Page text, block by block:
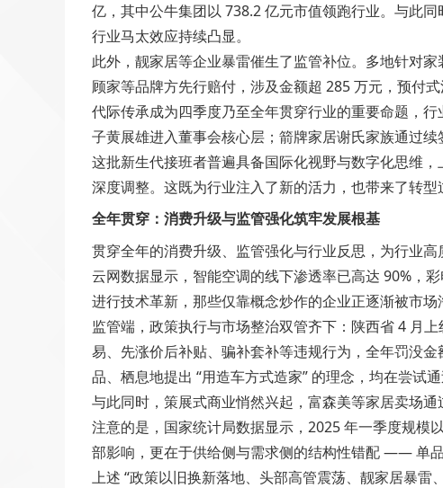
亿，其中公牛集团以 738.2 亿元市值领跑行业。与此
行业马太效应持续凸显。
此外，靓家居等企业暴雷催生了监管补位。多地针对
顾家等品牌方先行赔付，涉及金额超 285 万元，预付式
代际传承成为四季度乃至全年贯穿行业的重要命题，
子黄展雄进入董事会核心层；箭牌家居谢氏家族通过
这批新生代接班者普遍具备国际化视野与数字化思维
深度调整。这既为行业注入了新的活力，也带来了转型
全年贯穿：消费升级与监管强化筑牢发展根基
贯穿全年的消费升级、监管强化与行业反思，为行业
云网数据显示，智能空调的线下渗透率已高达 90%，
进行技术革新，那些仅靠概念炒作的企业正逐渐被市场
监管端，政策执行与市场整治双管齐下：陕西省 4 月
易、先涨价后补贴、骗补套补等违规行为，全年罚没
品、栖息地提出 “用造车方式造家” 的理念，均在尝试
与此同时，策展式商业悄然兴起，富森美等家居卖场
注意的是，国家统计局数据显示，2025 年一季度规模
部影响，更在于供给侧与需求侧的结构性错配 —— 单
上述 “政策以旧换新落地、头部高管震荡、靓家居暴